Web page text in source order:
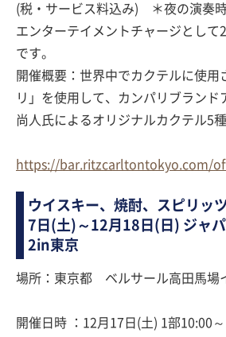
(税・サービス料込み) ＊夜の演奏時
エンターテイメントチャージとして
です。
開催概要：世界中でカクテルに使用
リ」を使用して、カンパリブランド
尚人氏によるオリジナルカクテル5
https://bar.ritzcarltontokyo.com/
ウイスキー、焼酎、スピリッ
7日(土)～12月18日(日) ジャ
2in東京
場所：東京都 ベルサール高田馬場
開催日時 ：12月17日(土) 1部10:00